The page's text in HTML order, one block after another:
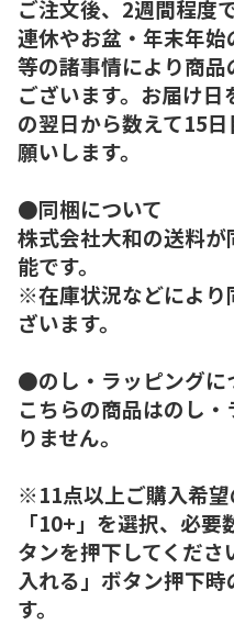
ご注文後、2週間程度
連休やお盆・年末年
等の諸事情により商
ございます。お届け
の翌日から数えて15
願いします。
●同梱について
株式会社大和の送料
能です。
※在庫状況などにより
ざいます。
●のし・ラッピングに
こちらの商品はのし
りません。
※11点以上ご購入希
「10+」を選択、必
タンを押下してくだ
入れる」ボタン押下
す。